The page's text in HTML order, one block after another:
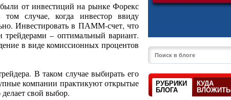
от инвестиций на рынке Форекс
случае, когда инвестор ввиду
Инвестировать в ПАММ-счет, что
трейдерами – оптимальный вариант.
в виде комиссионных процентов
В таком случае выбирать его
компании практикуют открытые
свой выбор.
РУБРИКИ
БЛОГА
КУДА
ВЛОЖИТЬ